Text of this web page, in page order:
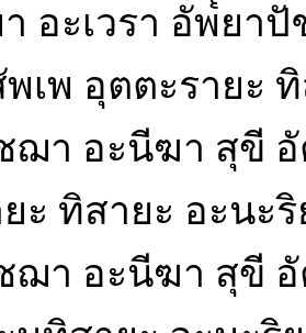
อะเวรา อัพ๎ยา
เพ อุตตะรายะ
ฌา อะนีฆา สุขี อั
ทิสายะ อะนะริ
ฌา อะนีฆา สุขี อั